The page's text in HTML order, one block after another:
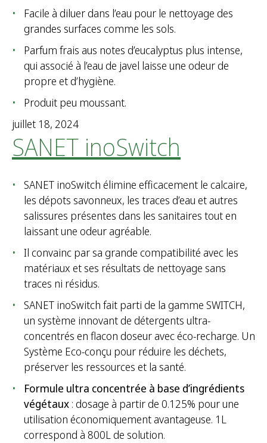
Facile à diluer dans l’eau pour le nettoyage des
grandes surfaces comme les sols.
Parfum frais aus notes d’eucalyptus plus intense,
qui associé à l’eau de javel laisse une odeur de
propre et d’hygiène.
Produit peu moussant.
juillet 18, 2024
SANET inoSwitch
SANET inoSwitch élimine efficacement le calcaire,
les dépots savonneux, les traces d’eau et autres
salissures présentes dans les sanitaires tout en
laissant une odeur agréable.
Il convainc par sa grande compatibilité avec les
matériaux et ses résultats de nettoyage sans
traces ni résidus.
SANET inoSwitch fait parti de la gamme SWITCH,
un système innovant de détergents ultra-
concentrés en flacon doseur avec éco-recharge. Un
Système Eco-conçu pour réduire les déchets,
préserver les ressources et la santé.
Formule ultra concentrée à base d’ingrédients
végétaux : dosage à partir de 0.125% pour une
utilisation économiquement avantageuse. 1L
correspond à 800L de solution.